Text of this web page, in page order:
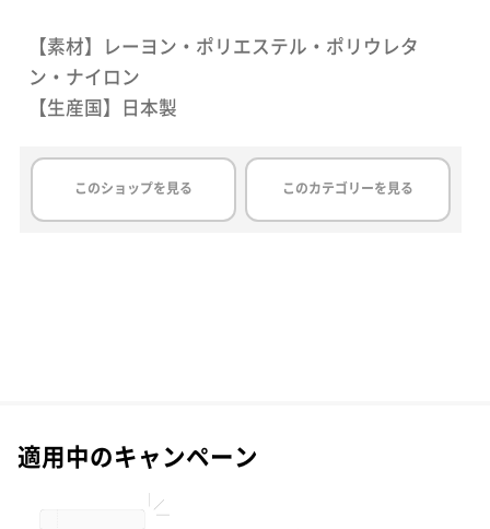
【素材】レーヨン・ポリエステル・ポリウレタ
ン・ナイロン
【生産国】日本製
このショップを見る このカテゴリーを見る
適用中のキャンペーン